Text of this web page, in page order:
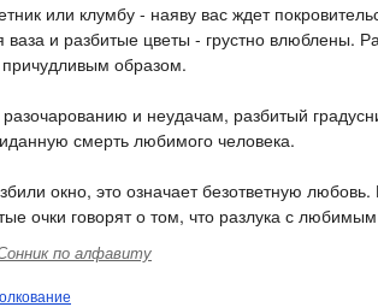
или клумбу - наяву вас ждет
ваза и разбитые цветы - грустно влюблены.
образом.
и неудачам, разбитый
смерть любимого человека.
окно, это означает безответную
очки говорят о том, что разлука с
по алфавиту